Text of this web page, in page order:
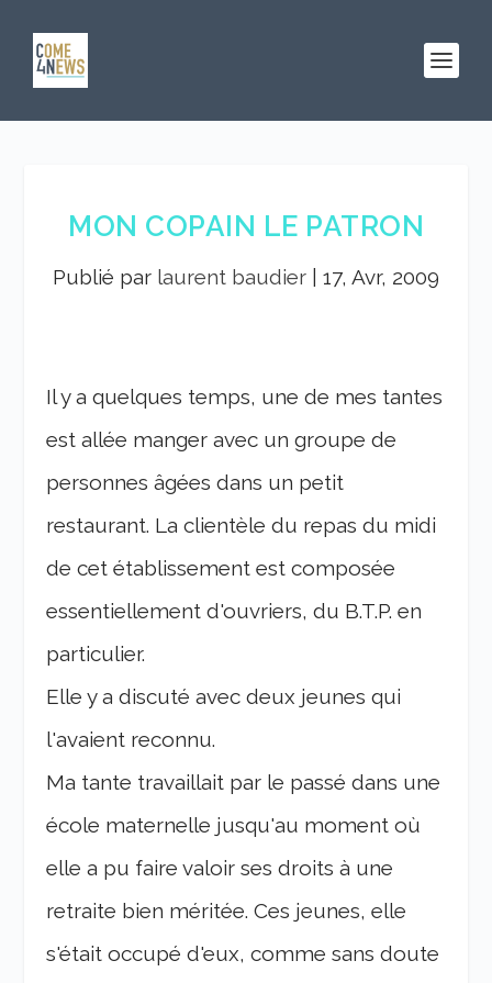
MON COPAIN LE PATRON
Publié par laurent baudier 17, Avr, 2009
Il y a quelques temps, une de mes tantes
est allée manger avec un groupe de
personnes âgées dans un petit
restaurant. La clientèle du repas du midi
de cet établissement est composée
essentiellement d'ouvriers, du B.T.P. en
particulier.
Elle y a discuté avec deux jeunes qui
l'avaient reconnu.
Ma tante travaillait par le passé dans une
école maternelle jusqu'au moment où
elle a pu faire valoir ses droits à une
retraite bien méritée. Ces jeunes, elle
s'était occupé d'eux, comme sans doute